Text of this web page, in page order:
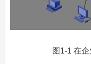
图1-1 在